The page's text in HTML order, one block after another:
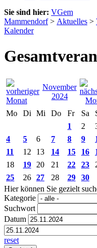
Sie sind hier: VGem
Mammendorf> Aktuelles >
Kalender
November
2024
Mo
Di Mi Do Fr Sa
1
2
4
5 6 7 8 9
11
12 13 14 15 16
18
19 20 21 22 23
25
26 27 28 29
30
Hier können Sie gezielt
Kategorie
Suchwort
Datum
reset